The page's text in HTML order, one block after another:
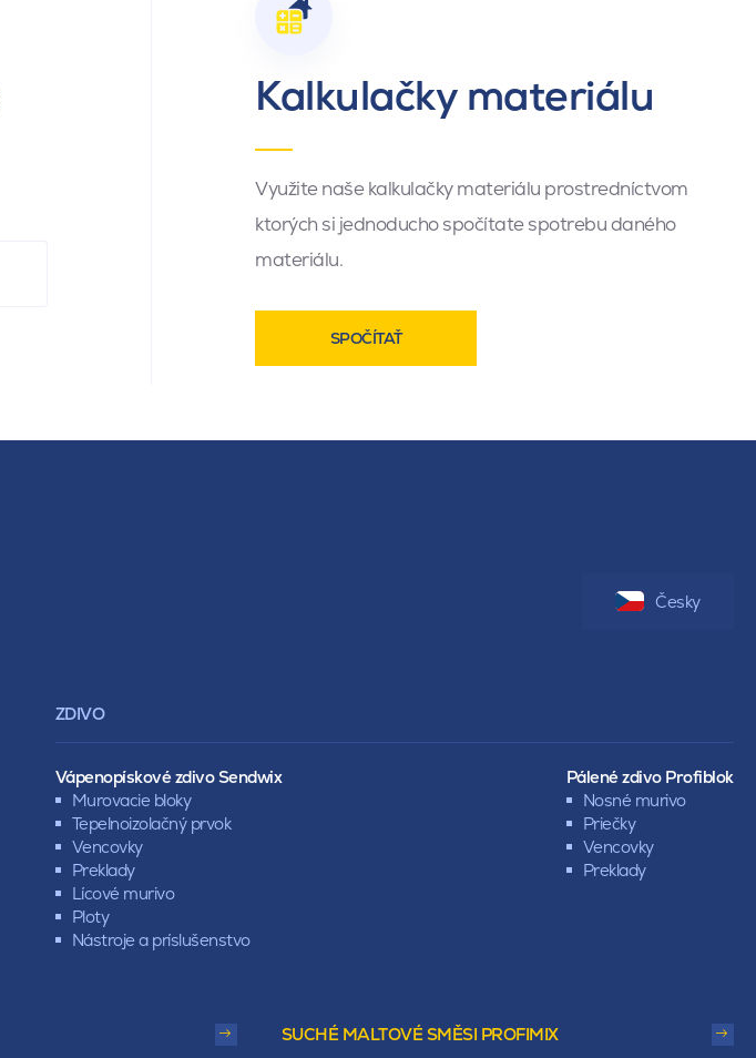
Kalkulačky materiálu
Využite naše kalkulačky materiálu prostredníctvom
ktorých si jednoducho spočítate spotrebu daného
materiálu.
SPOČÍTAŤ
ZDIVO
Vápenopískové zdivo Sendwix
Murovacie bloky
Tepelnoizolačný prvok
Vencovky
Preklady
Lícové murivo
Ploty
Nástroje a príslušenstvo
Pálené zdivo Profiblok
Nosné murivo
Priečky
Vencovky
Preklady
SUCHÉ MALTOVÉ SMĚSI PROFIMIX
Česky